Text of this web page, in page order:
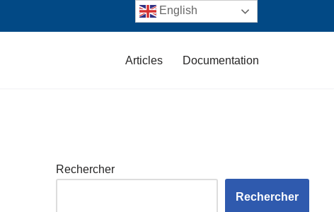
Articles Documentation
Rechercher
Rechercher
English